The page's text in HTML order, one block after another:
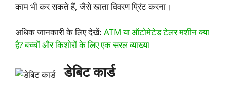
काम भी कर सकते हैं, जैसे खाता विवरण प्रिंट करना।
अधिक जानकारी के लिए देखें: ATM या ऑटोमेटेड टेलर मशीन क्या
है? बच्चों और किशोरों के लिए एक सरल व्याख्या
डेबिट कार्ड